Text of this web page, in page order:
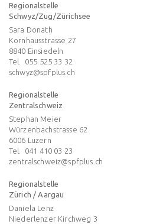
Regionalstelle
Schwyz/Zug/Zürichsee
Sara Donath
Kornhausstrasse 27
8840 Einsiedeln
Tel.
055 525 33 32
schwyz@spfplus.ch
Regionalstelle
Zentralschweiz
Stephan Meier
Würzenbachstrasse 62
6006 Luzern
Tel.
041 410 03 23
zentralschweiz@spfplus.ch
Regionalstelle
Zürich / Aargau
Daniela Lenz
Niederlenzer Kirchweg 3